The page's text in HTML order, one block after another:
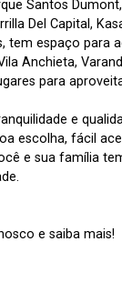
Santos
Del Capital,
tem espaço para
Anchieta,
para
e
escolha, fácil
e sua família
e saiba mais!